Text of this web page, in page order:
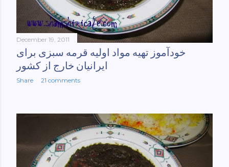
December 19, 2011
خودآموز تهیه مواد اولیه قرمه سبزی برای
ایرانیان خارج از کشور
Share 21 comments